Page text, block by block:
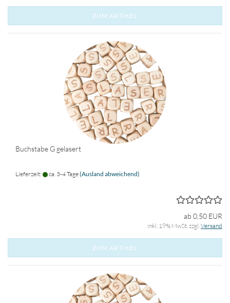
ZUM ARTIKEL
Buchstabe G gelasert
Lieferzeit: ca. 3-4 Tage(Ausland abweichend)
ab 0,50 EUR
inkl. 19% MwSt. zzgl.Versand
ZUM ARTIKEL